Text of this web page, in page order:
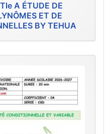
A ÉTUDE DE
ET DE
BY TEHUA